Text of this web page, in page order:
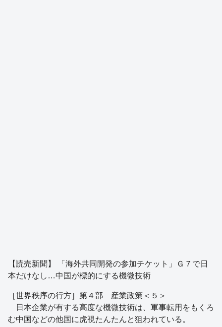
【読売新聞】 「海外共同開発の参加チケット」Ｇ７で日
本だけなし…中国が標的にする機微技術
［世界秩序の行方］第４部 産業政策＜５＞
日本企業が有する高度な機微技術は、軍事転用をもくろ
む中国などの他国に虎視たんたんと狙われている。